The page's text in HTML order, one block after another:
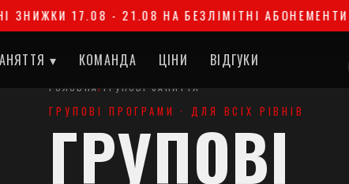
17.08 - 21.08 НА БЕЗЛІМІТНІ АБОНЕМЕНТИ
▾ КОМАНДА ЦІНИ ВІДГУКИ
ГОЛОВНА/ ГРУПОВІ ЗАНЯТТЯ
ГРУПОВІ ПРОГРАМИ · ДЛЯ ВСІХ РІВНІВ
ГРУПОВІ